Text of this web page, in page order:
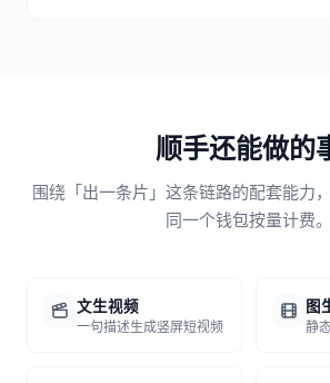
顺手还能做的
围绕「出一条片」这条链路的配套能力
同一个钱包按量计费。
文生视频
一句描述生成竖屏短视频
图
静